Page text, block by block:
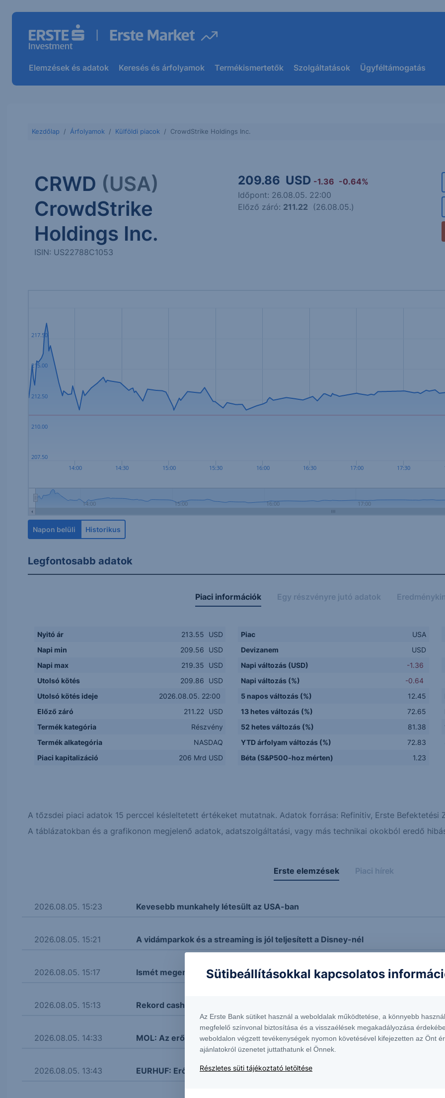
Elemzések és adatok Keresés és árfolyamok Termékismertetők Szolgáltatások Ügyféltámogatás
Kezdőlap Árfolyamok Külföldi piacok CrowdStrike Holdings Inc.
CRWD (USA)
CrowdStrike
Holdings Inc.
ISIN: US22788C1053
209.86 USD -1.36 -0.64%
Időpont: 26.08.05. 22:00
Előző záró: 211.22 (26.08.05.)
14:00 14:30 15:00 15:30 16:00 16:30 17:00 17:30
14:00 15:00 16:00 17:00
207.50
210.00
212.50
215.00
217.50
Napon belüli Historikus
Legfontosabb adatok
Piaci információk Egy részvényre jutó adatok
Nyitó ár 213.55
USD
Napi min
209.56
USD
Napi max
219.35
USD
Utolsó kötés
209.86
USD
Utolsó kötés ideje
2026.08.05. 22:00
Előző záró
211.22
USD
Termék kategória
Részvény
Termék alkategória
NASDAQ
Piaci kapitalizáció
206 Mrd USD
Piac
USA
Devizanem
USD
Napi változás (USD)
-1.36
Napi változás (%)
-0.64
5 napos változás (%)
12.45
13 hetes változás (%)
72.65
52 hetes változás (%)
81.38
YTD árfolyam változás (%)
72.83
Béta (S&P500-hoz mérten)
1.23
A tőzsdei piaci adatok 15 perccel késleltetett értékeket mutatnak. Adatok forrása: Refinitiv, Erste Befektetési
A táblázatokban és a grafikonon megjelenő adatok, adatszolgáltatási, vagy más technikai okokból eredő
Erste elemzések Piaci hírek
2026.08.05. 15:23 Kevesebb munkahely létesült az USA-ban
2026.08.05. 15:21 A vidámparkok és a streaming is jól teljesített a Disney-nél
2026.08.05. 15:17 Ismét megemelte előrejelzését az Eli Lilly
2026.08.05. 15:13 Rekord cash flow-ról és javuló nyereségességről számolt be az Uber
2026.08.05. 14:33 MOL: Az erős működési teljesítmény ellensúlyozhatta a devizaárfolyam-
2026.08.05. 13:43 EURHUF: Erős ellenállás 365-nél
Sütibeállításokkal kapcsolatos
Az Erste Bank sütiket használ a weboldalak működtetése, a könnyebb
megfelelő színvonal biztosítása és a visszaélések megakadályozása
weboldalon végzett tevékenységek nyomon követésével kifejezetten az Önt
ajánlatokról üzenetet juttathatunk el Önnek.
Részletes süti tájékoztató letöltése